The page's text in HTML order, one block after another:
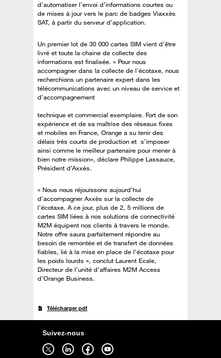
d’automatiser l’envoi d’informations courtes ou
de mises à jour vers le parc de badges Viaxxès
SAT, à partir du serveur d’application.
Un premier lot de 30 000 cartes SIM vient d’être
livré et toute la chaine de collecte des
informations est finalisée. « Pour nous
accompagner dans la collecte de l’écotaxe, nous
recherchions un partenaire expert dans les
télécommunications avec un niveau de service et
d’accompagnement
technique et commercial exemplaire. Fort de son
expérience et de sa maîtrise des réseaux fixes
et mobiles en France, Orange a su tenir des
délais très courts de production et s’imposer
ainsi comme le meilleur partenaire pour mener à
bien notre mission», déclare Philippe Lassauce,
Président d’Axxès.
« Nous nous réjouissons aujourd’hui
d’accompagner Axxès sur la collecte de
l’écotaxe. A ce jour, plus de 2, 5 millions de
cartes SIM liées à nos solutions de connectivité
M2M équipent nos clients à travers le monde.
Notre offre saura parfaitement répondre au
besoin de remontée et de transfert de données
fiables, lié à la mise en place de l’écotaxe pour
les poids lourds », conclut Laurent Ecale,
Directeur de l’unité d’affaires M2M Access
d’Orange Business.
Télécharger pdf
Suivez-nous
Suivez-nous sur twitter - ouverture dans un nouvel onglet Suivez-nous sur linkedin - ouverture dans un nouvel onglet Suivez-nous sur facebook - ouverture dans un nouvel onglet Suivez-nous sur youtube - ouverture dans un nouvel onglet